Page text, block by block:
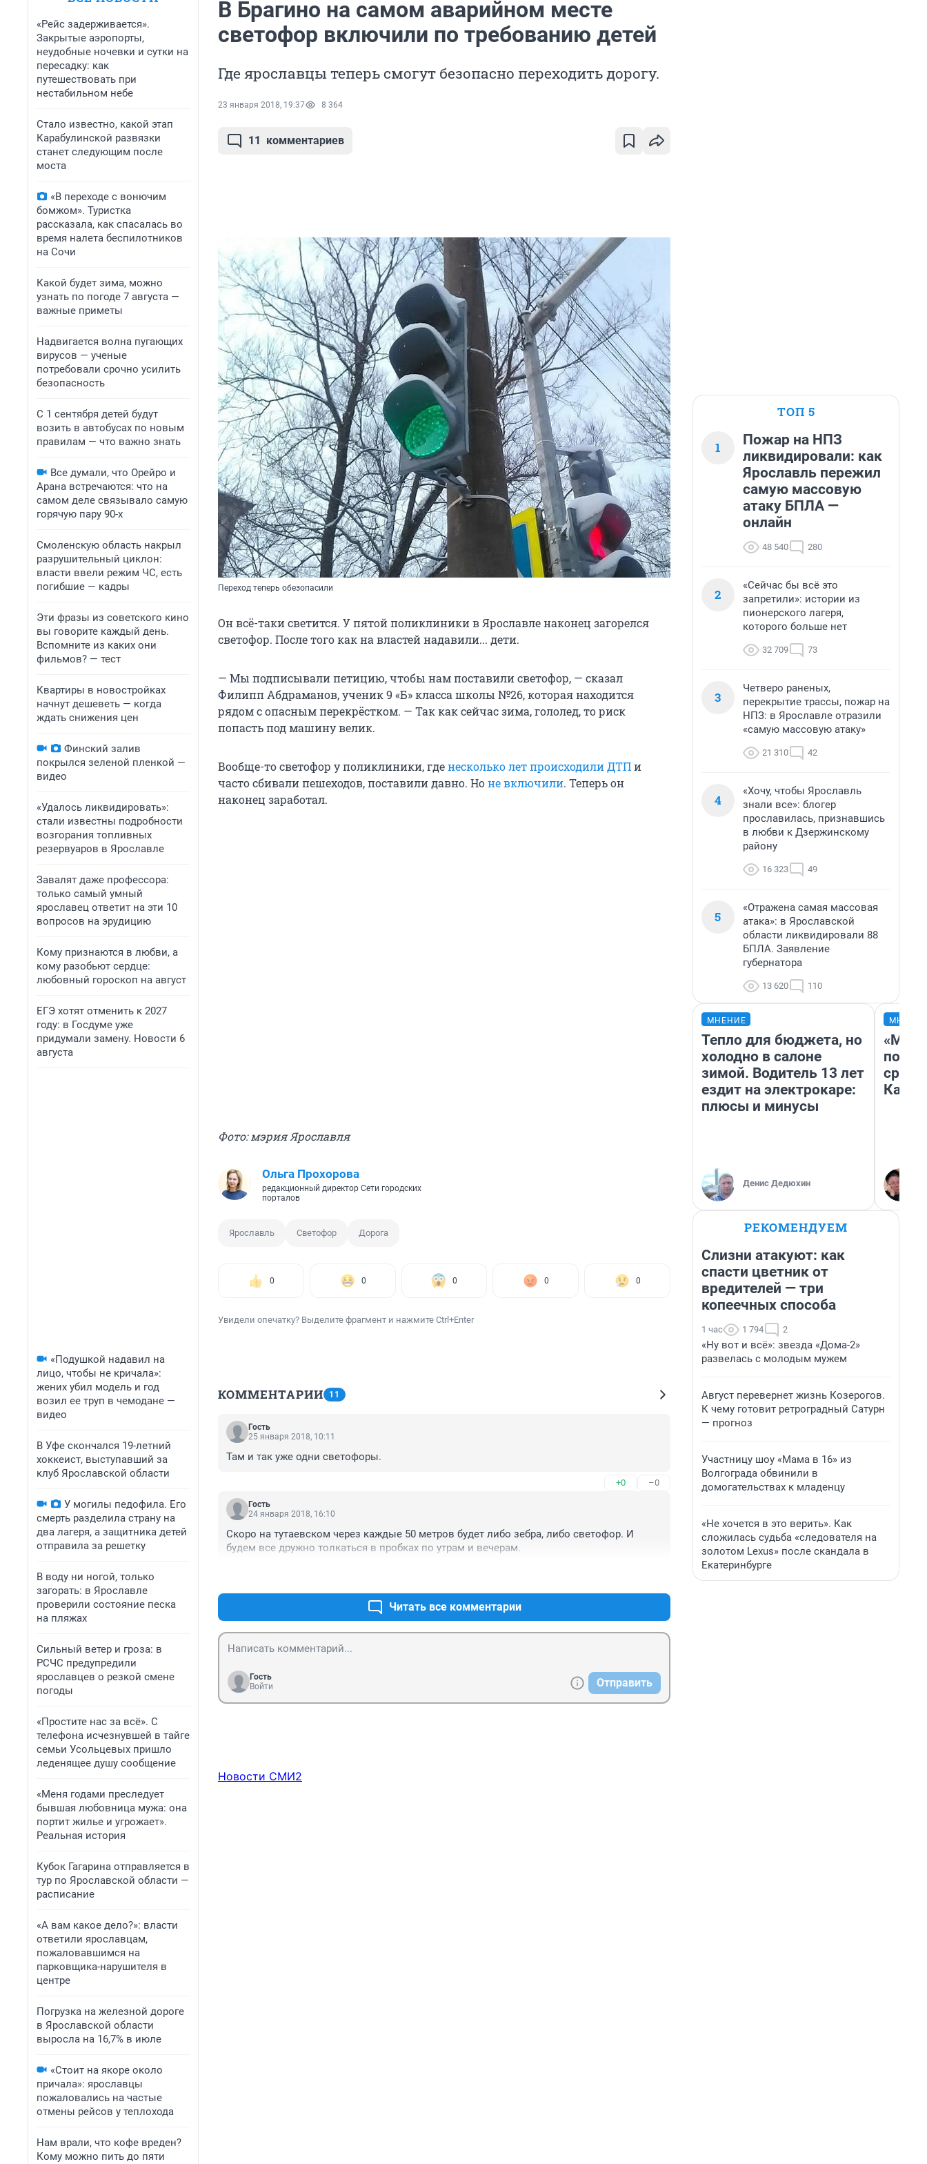
«Рейс задерживается».
Закрытые аэропорты,
неудобные ночевки и сутки на
пересадку: как
путешествовать при
нестабильном небе
Стало известно, какой этап
Карабулинской развязки
станет следующим после
моста
«В переходе с вонючим
бомжом». Туристка
рассказала, как спасалась во
время налета беспилотников
на Сочи
Какой будет зима, можно
узнать по погоде 7 августа —
важные приметы
Надвигается волна пугающих
вирусов — ученые
потребовали срочно усилить
безопасность
С 1 сентября детей будут
возить в автобусах по новым
правилам — что важно знать
Все думали, что Орейро и
Арана встречаются: что на
самом деле связывало самую
горячую пару 90-х
Смоленскую область накрыл
разрушительный циклон:
власти ввели режим ЧС, есть
погибшие — кадры
Эти фразы из советского кино
вы говорите каждый день.
Вспомните из каких они
фильмов? — тест
Квартиры в новостройках
начнут дешеветь — когда
ждать снижения цен
Финский залив
покрылся зеленой пленкой —
видео
«Удалось ликвидировать»:
стали известны подробности
возгорания топливных
резервуаров в Ярославле
Завалят даже профессора:
только самый умный
ярославец ответит на эти 10
вопросов на эрудицию
Кому признаются в любви, а
кому разобьют сердце:
любовный гороскоп на август
ЕГЭ хотят отменить к 2027
году: в Госдуме уже
придумали замену. Новости 6
августа
«Подушкой надавил на
лицо, чтобы не кричала»:
жених убил модель и год
возил ее труп в чемодане —
видео
В Уфе скончался 19-летний
хоккеист, выступавший за
клуб Ярославской области
У могилы педофила. Его
смерть разделила страну на
два лагеря, а защитника детей
отправила за решетку
В воду ни ногой, только
загорать: в Ярославле
проверили состояние песка
на пляжах
Сильный ветер и гроза: в
РСЧС предупредили
ярославцев о резкой смене
погоды
«Простите нас за всё». С
телефона исчезнувшей в тайге
семьи Усольцевых пришло
леденящее душу сообщение
«Меня годами преследует
бывшая любовница мужа: она
портит жилье и угрожает».
Реальная история
Кубок Гагарина отправляется в
тур по Ярославской области —
расписание
«А вам какое дело?»: власти
ответили ярославцам,
пожаловавшимся на
парковщика-нарушителя в
центре
Погрузка на железной дороге
в Ярославской области
выросла на 16,7% в июле
«Стоит на якоре около
причала»: ярославцы
пожаловались на частые
отмены рейсов у теплохода
Нам врали, что кофе вреден?
Кому можно пить до пяти
В Брагино на самом аварийном месте
светофор включили по требованию детей
Где ярославцы теперь смогут безопасно переходить дорогу.
23 января 2018, 19:37 8 364
11 комментариев
Переход теперь обезопасили
Он всё-таки светится. У пятой поликлиники в Ярославле наконец загорелся
светофор. После того как на властей надавили... дети.
— Мы подписывали петицию, чтобы нам поставили светофор, — сказал
Филипп Абдраманов, ученик 9 «Б» класса школы №26, которая находится
рядом с опасным перекрёстком. — Так как сейчас зима, гололед, то риск
попасть под машину велик.
Вообще-то светофор у поликлиники, гденесколько лет происходили ДТПи
часто сбивали пешеходов, поставили давно. Ноне включили. Теперь он
наконец заработал.
Фото: мэрия Ярославля
Ольга Прохорова
редакционный директор Сети городских
порталов
Ярославль Светофор Дорога
0 0 0 0 0
Увидели опечатку? Выделите фрагмент и нажмите Ctrl+Enter
КОММЕНТАРИИ 11
Гость
25 января 2018, 10:11
Там и так уже одни светофоры.
+0 –0
Гость
24 января 2018, 16:10
Скоро на тутаевском через каждые 50 метров будет либо зебра, либо светофор. И
будем все дружно толкаться в пробках по утрам и вечерам.
Читать все комментарии
Гость
Войти
Отправить
Новости СМИ2
ТОП 5
1
Пожар на НПЗ
ликвидировали: как
Ярославль пережил
самую массовую
атаку БПЛА —
онлайн
48 540 280
2
«Сейчас бы всё это
запретили»: истории из
пионерского лагеря,
которого больше нет
32 709 73
3
Четверо раненых,
перекрытие трассы, пожар на
НПЗ: в Ярославле отразили
«самую массовую атаку»
21 310 42
4
«Хочу, чтобы Ярославль
знали все»: блогер
прославилась, признавшись
в любви к Дзержинскому
району
16 323 49
5
«Отражена самая массовая
атака»: в Ярославской
области ликвидировали 88
БПЛА. Заявление
губернатора
13 620 110
МНЕНИЕ
Тепло для бюджета, но
холодно в салоне
зимой. Водитель 13 лет
ездит на электрокаре:
плюсы и минусы
Денис Дедюхин
РЕКОМЕНДУЕМ
Слизни атакуют: как
спасти цветник от
вредителей — три
копеечных способа
1 час 1 794 2
«Ну вот и всё»: звезда «Дома-2»
развелась с молодым мужем
Август перевернет жизнь Козерогов.
К чему готовит ретроградный Сатурн
— прогноз
Участницу шоу «Мама в 16» из
Волгограда обвинили в
домогательствах к младенцу
«Не хочется в это верить». Как
сложилась судьба «следователя на
золотом Lexus» после скандала в
Екатеринбурге